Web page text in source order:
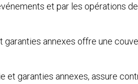
et par les opérations
annexes offre une
et garanties annexes, assure